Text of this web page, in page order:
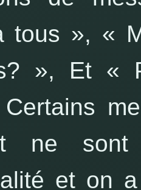
tous », «
», Et «
ne sont
et on